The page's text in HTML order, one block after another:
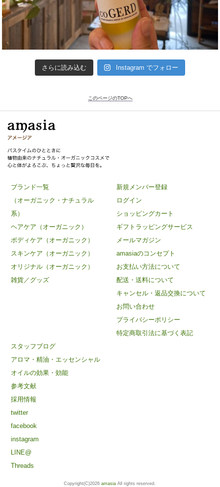
さらに読み込む Instagram でフォロー
このページのTOPへ
ブランド一覧
（オーガニック・ナチュラル
系）
ヘアケア（オーガニック）
ボディケア（オーガニック）
スキンケア（オーガニック）
オリジナル（オーガニック）
雑貨／グッズ
新規メンバー登録
ログイン
ショッピングカート
ギフトラッピングサービス
メールマガジン
amasiaのコンセプト
お支払い方法について
配送・送料について
キャンセル・返品交換について
お問い合わせ
プライバシーポリシー
特定商取引法に基づく表記
スタッフブログ
アロマ・精油・エッセンシャル
オイルの効果・効能
参考文献
採用情報
twitter
facebook
instagram
LINE@
Threads
Copyright(C)2026amasia All rights reserved.